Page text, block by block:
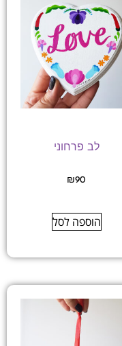
לב פרחוני
₪90
הוספה לסל